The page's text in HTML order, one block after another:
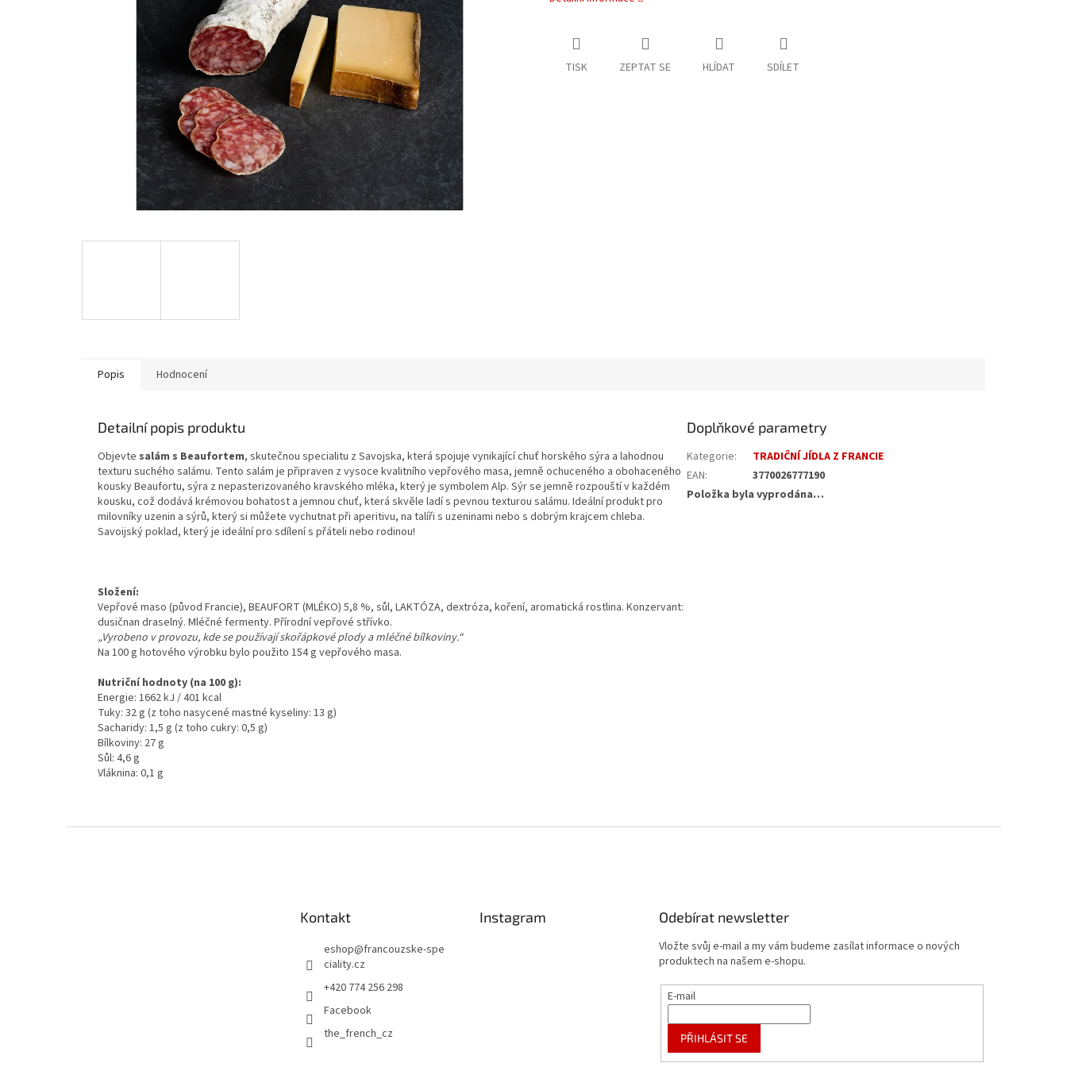
TISK ZEPTAT SE HLÍDAT SDÍLET
Popis Hodnocení
Detailní popis produktu
Objevte salám s Beaufortem, skutečnou specialitu z Savojska, která spojuje vynikající chuť horského sýra a lahodnou
texturu suchého salámu. Tento salám je připraven z vysoce kvalitního vepřového masa, jemně ochuceného a obohaceného
kousky Beaufortu, sýra z nepasterizovaného kravského mléka, který je symbolem Alp. Sýr se jemně rozpouští v každém
kousku, což dodává krémovou bohatost a jemnou chuť, která skvěle ladí s pevnou texturou salámu. Ideální produkt pro
milovníky uzenin a sýrů, který si můžete vychutnat při aperitivu, na talíři s uzeninami nebo s dobrým krajcem chleba.
Savoijský poklad, který je ideální pro sdílení s přáteli nebo rodinou!
Složení:
Vepřové maso (původ Francie), BEAUFORT (MLÉKO) 5,8 %, sůl, LAKTÓZA, dextróza, koření, aromatická rostlina. Konzervant:
dusičnan draselný. Mléčné fermenty. Přírodní vepřové střívko.
„Vyrobeno v provozu, kde se používají skořápkové plody a mléčné bílkoviny.“
Na 100 g hotového výrobku bylo použito 154 g vepřového masa.
Nutriční hodnoty (na 100 g):
Energie: 1662 kJ / 401 kcal
Tuky: 32 g (z toho nasycené mastné kyseliny: 13 g)
Sacharidy: 1,5 g (z toho cukry: 0,5 g)
Bílkoviny: 27 g
Sůl: 4,6 g
Vláknina: 0,1 g
Doplňkové parametry
Kategorie:
TRADIĈNÍ JÍDLA Z FRANCIE
EAN:
3770026777190
Položka byla vyprodána…
Kontakt
eshop@francouzske-spe
ciality.cz
+420 774 256 298
Facebook
the_french_cz
Instagram Odebírat newsletter
Vložte svůj e-mail a my vám budeme zasílat informace o nových
produktech na našem e-shopu.
E-mail
PŘIHLÁSIT SE